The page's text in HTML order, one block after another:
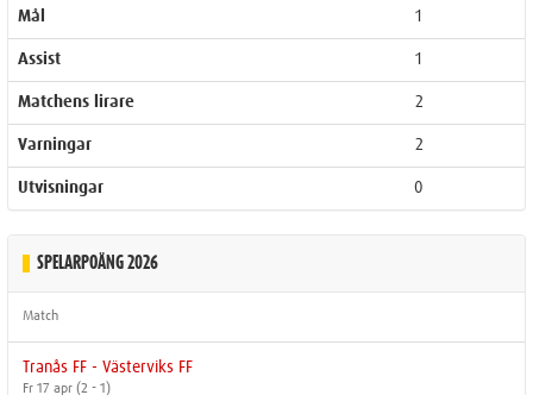
Mål 1
Assist 1
Matchens lirare 2
Varningar 2
Utvisningar 0
SPELARPOÄNG 2026
Match
Tranås FF - Västerviks FF
Fr 17 apr (2 - 1)